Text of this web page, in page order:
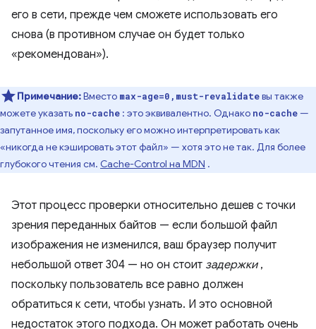
его в сети, прежде чем сможете использовать его
снова (в противном случае он будет только
«рекомендован»).
Примечание:Вместо max-age=0,must-revalidateвы также
можете указать no-cache : это эквивалентно. Однако no-cache —
запутанное имя, поскольку его можно интерпретировать как
«никогда не кэшировать этот файл» — хотя это не так. Для более
глубокого чтения см. Cache-Control на MDN .
Этот процесс проверки относительно дешев с точки
зрения переданных байтов — если большой файл
изображения не изменился, ваш браузер получит
небольшой ответ 304 — но он стоит задержки,
поскольку пользователь все равно должен
обратиться к сети, чтобы узнать. И это основной
недостаток этого подхода. Он может работать очень